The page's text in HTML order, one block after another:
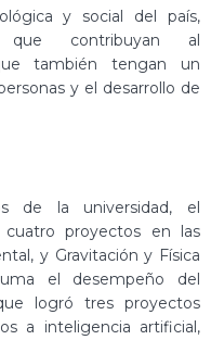
y social del país,
que contribuyan al
también tengan un
y el desarrollo de
de la universidad, el
proyectos en las
y Gravitación y Física
el desempeño del
logró tres proyectos
a inteligencia artificial,